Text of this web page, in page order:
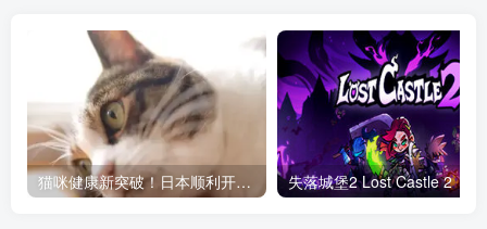
猫咪健康新突破！日本顺利开发猫慢性肾病治疗药，未来或让猫活到30岁